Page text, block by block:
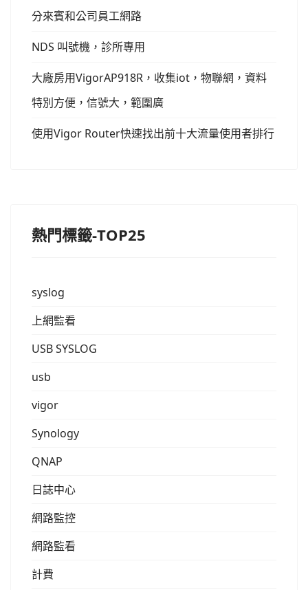
分來賓和公司員工網路
NDS 叫號機，診所專用
大廠房用VigorAP918R，收集iot，物聯網，資料
特別方便，信號大，範圍廣
使用Vigor Router快速找出前十大流量使用者排行
熱門標籤-TOP25
syslog
上網監看
USB SYSLOG
usb
vigor
Synology
QNAP
日誌中心
網路監控
網路監看
計費